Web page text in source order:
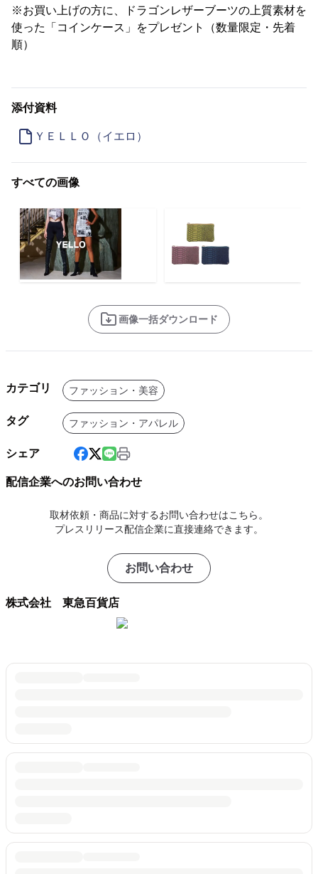
※お買い上げの方に、ドラゴンレザーブーツの上質素材を
使った「コインケース」をプレゼント（数量限定・先着
順）
添付資料
ＹＥＬＬＯ（イエロ）
すべての画像
画像一括ダウンロード
カテゴリ ファッション・美容
タグ ファッション・アパレル
シェア
配信企業へのお問い合わせ
取材依頼・商品に対するお問い合わせはこちら。
プレスリリース配信企業に直接連絡できます。
お問い合わせ
株式会社 東急百貨店